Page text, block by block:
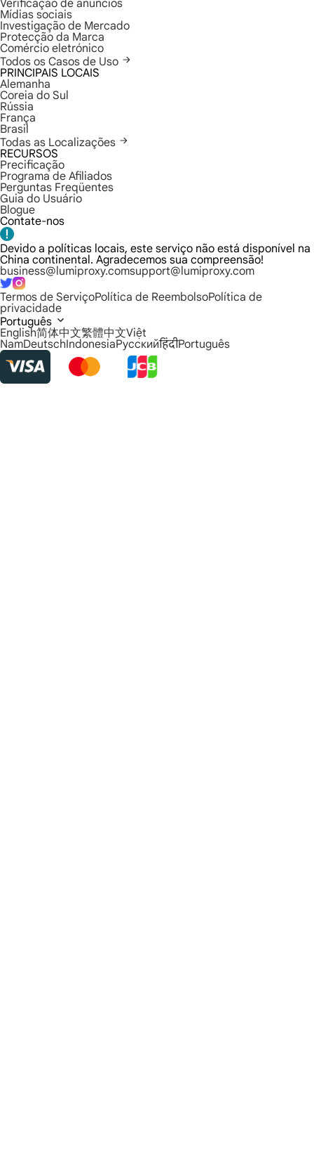
Verificação de anúncios
Mídias sociais
Investigação de Mercado
Protecção da Marca
Comércio eletrónico
Todos os Casos de Uso
PRINCIPAIS LOCAIS
Alemanha
Coreia do Sul
Rússia
França
Brasil
Todas as Localizações
RECURSOS
Precificação
Programa de Afiliados
Perguntas Freqüentes
Guia do Usuário
Blogue
Contate-nos
Devido a políticas locais, este serviço não está disponível na
China continental. Agradecemos sua compreensão!
business@lumiproxy.comsupport@lumiproxy.com
Termos de ServiçoPolítica de ReembolsoPolítica de
privacidade
Português
English简体中文繁體中文Việt
NamDeutschIndonesiaРусскийहिंदीPortuguês